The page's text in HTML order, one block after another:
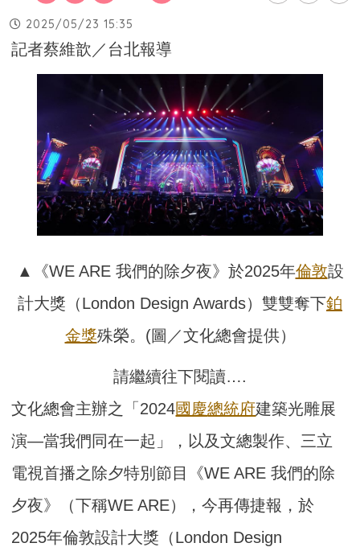
2025/05/23 15:35
記者蔡維歆／台北報導
▲《WE ARE 我們的除夕夜》於2025年倫敦設
計大獎（London Design Awards）雙雙奪下鉑
金獎殊榮。(圖／文化總會提供）
請繼續往下閱讀….
文化總會主辦之「2024國慶總統府建築光雕展
演—當我們同在一起」，以及文總製作、三立
電視首播之除夕特別節目《WE ARE 我們的除
夕夜》（下稱WE ARE），今再傳捷報，於
2025年倫敦設計大獎（London Design